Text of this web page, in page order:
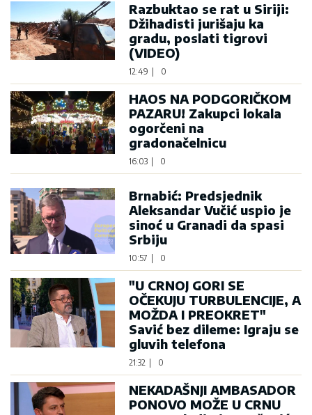
Razbuktao se rat u Siriji:
Džihadisti jurišaju ka
gradu, poslati tigrovi
(VIDEO)
12:49 0
HAOS NA PODGORIČKOM
PAZARU! Zakupci lokala
ogorčeni na
gradonačelnicu
16:03 0
Brnabić: Predsjednik
Aleksandar Vučić uspio je
sinoć u Granadi da spasi
Srbiju
10:57 0
"U CRNOJ GORI SE
OČEKUJU TURBULENCIJE, A
MOŽDA I PREOKRET"
Savić bez dileme: Igraju se
gluvih telefona
21:32 0
NEKADAŠNJI AMBASADOR
PONOVO MOŽE U CRNU